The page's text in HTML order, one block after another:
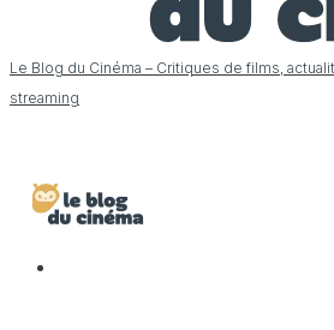
Le Blog du Cinéma – Critiques de films,
streaming